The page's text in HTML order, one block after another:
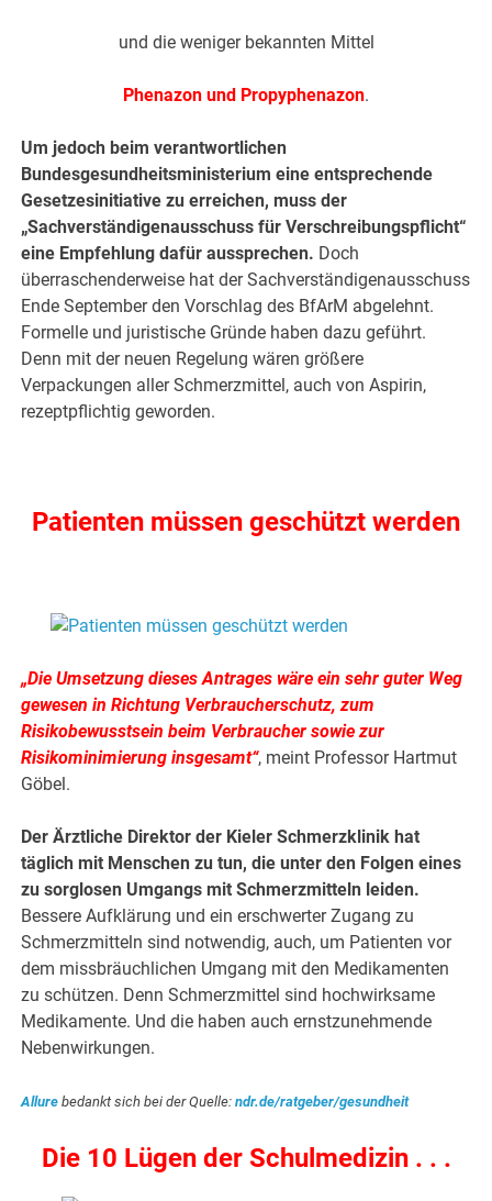
und die weniger bekannten Mittel
Phenazon und Propyphenazon.
Um jedoch beim verantwortlichen
Bundesgesundheitsministerium eine entsprechende
Gesetzesinitiative zu erreichen, muss der
„Sachverständigenausschuss für Verschreibungspflicht“
eine Empfehlung dafür aussprechen. Doch
überraschenderweise hat der Sachverständigenausschuss
Ende September den Vorschlag des BfArM abgelehnt.
Formelle und juristische Gründe haben dazu geführt.
Denn mit der neuen Regelung wären größere
Verpackungen aller Schmerzmittel, auch von Aspirin,
rezeptpflichtig geworden.
Patienten müssen geschützt werden
„Die Umsetzung dieses Antrages wäre ein sehr guter Weg
gewesen in Richtung Verbraucherschutz, zum
Risikobewusstsein beim Verbraucher sowie zur
Risikominimierung insgesamt“, meint Professor Hartmut
Göbel.
Der Ärztliche Direktor der Kieler Schmerzklinik hat
täglich mit Menschen zu tun, die unter den Folgen eines
zu sorglosen Umgangs mit Schmerzmitteln leiden.
Bessere Aufklärung und ein erschwerter Zugang zu
Schmerzmitteln sind notwendig, auch, um Patienten vor
dem missbräuchlichen Umgang mit den Medikamenten
zu schützen. Denn Schmerzmittel sind hochwirksame
Medikamente. Und die haben auch ernstzunehmende
Nebenwirkungen.
Allure bedankt sich bei der Quelle:ndr.de/ratgeber/gesundheit
Die 10 Lügen der Schulmedizin . . .